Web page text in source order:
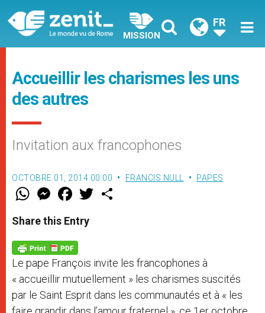
MISSION
FR
Accueillir les charismes les uns
des autres
Invitation aux francophones
OCTOBRE 01, 2014 00:00 FRANCIS NULL PAPES
W
t
s
p
p
M
e
s
e
g
e
r
F
a
e
b
o
k
w
Share this Entry
Le pape François invite les francophones à
« accueillir mutuellement » les charismes suscités
par le Saint Esprit dans les communautés et à « les